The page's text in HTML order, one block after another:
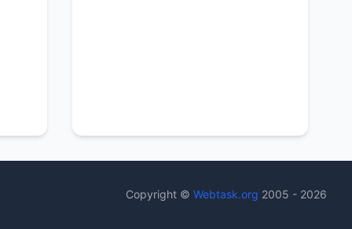
Copyright © Webtask.org 2005 - 2026